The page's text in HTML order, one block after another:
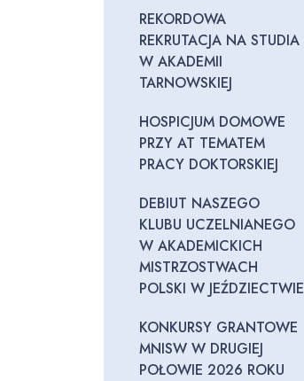
REKORDOWA
REKRUTACJA NA STUDIA
W AKADEMII
TARNOWSKIEJ
HOSPICJUM DOMOWE
PRZY AT TEMATEM
PRACY DOKTORSKIEJ
DEBIUT NASZEGO
KLUBU UCZELNIANEGO
W AKADEMICKICH
MISTRZOSTWACH
POLSKI W JEŹDZIECTWIE
KONKURSY GRANTOWE
MNISW W DRUGIEJ
POŁOWIE 2026 ROKU